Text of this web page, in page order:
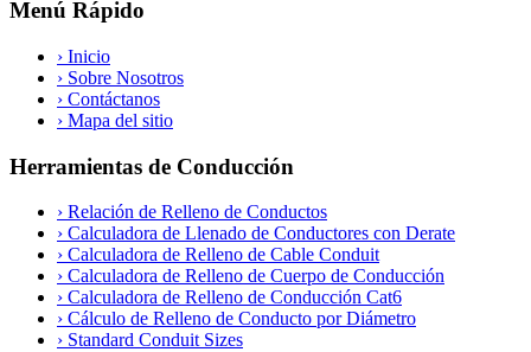
Menú Rápido
› Inicio
› Sobre Nosotros
› Contáctanos
› Mapa del sitio
Herramientas de Conducción
› Relación de Relleno de Conductos
› Calculadora de Llenado de Conductores con Derate
› Calculadora de Relleno de Cable Conduit
› Calculadora de Relleno de Cuerpo de Conducción
› Calculadora de Relleno de Conducción Cat6
› Cálculo de Relleno de Conducto por Diámetro
› Standard Conduit Sizes